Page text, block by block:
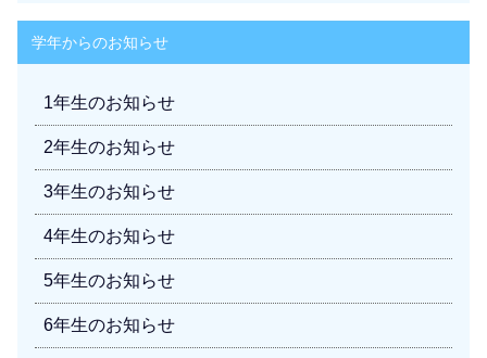
学年からのお知らせ
1年生のお知らせ
2年生のお知らせ
3年生のお知らせ
4年生のお知らせ
5年生のお知らせ
6年生のお知らせ